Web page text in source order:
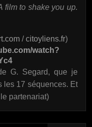
film to shake you up.
/citoyliens.fr)
watch?
G. Segard, que je
les 17 séquences. Et
partenariat)